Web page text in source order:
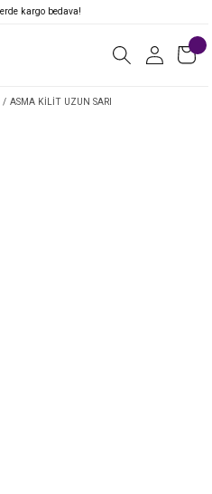
kargo bedava!
ASMA KİLİT UZUN SARI